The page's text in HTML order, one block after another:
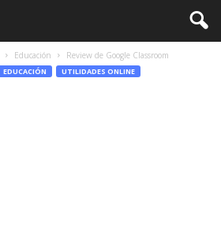
Educación Review de Google Classroom
EDUCACIÓN UTILIDADES ONLINE